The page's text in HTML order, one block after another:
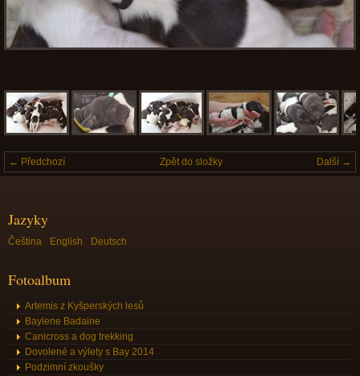
← Předchozí Další →
Zpět do složky
Jazyky
Čeština English Deutsch
Fotoalbum
Artemis z Kyšperských lesů
Baylene Badaine
Canicross a dog trekking
Dovolené a výlety s Bay 2014
Podzimní zkoušky